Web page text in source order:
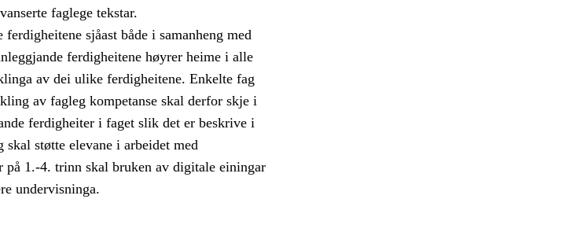
faglege tekstar.
sjåast både i samanheng med
ferdigheitene høyrer heime i alle
av dei ulike ferdigheitene. Enkelte fag
av fagleg kompetanse skal derfor skje i
ferdigheiter i faget slik det er beskrive i
støtte elevane i arbeidet med
på 1.-4. trinn skal bruken av digitale einingar
undervisninga.